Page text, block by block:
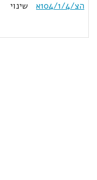
הצ/104/1/4א
שינוי